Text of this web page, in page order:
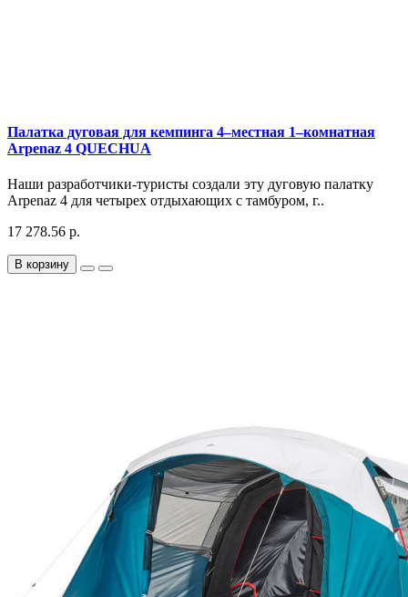
Палатка дуговая для кемпинга 4–местная 1–комнатная
Arpenaz 4 QUECHUA
Наши разработчики-туристы создали эту дуговую палатку
Arpenaz 4 для четырех отдыхающих с тамбуром, г..
17 278.56 р.
В корзину